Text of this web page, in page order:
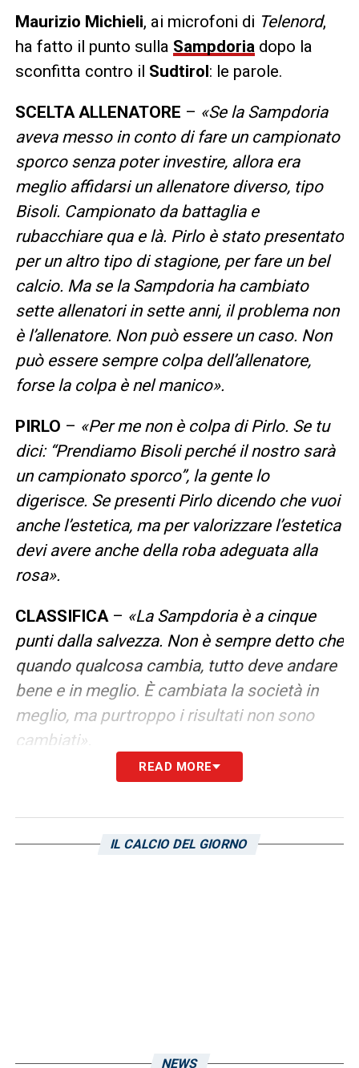
Maurizio Michieli, ai microfoni di Telenord,
ha fatto il punto sulla Sampdoriadopo la
sconfitta contro il Sudtirol: le parole.
SCELTA ALLENATORE – «Se la Sampdoria
aveva messo in conto di fare un campionato
sporco senza poter investire, allora era
meglio affidarsi un allenatore diverso, tipo
Bisoli. Campionato da battaglia e
rubacchiare qua e là. Pirlo è stato presentato
per un altro tipo di stagione, per fare un bel
calcio. Ma se la Sampdoria ha cambiato
sette allenatori in sette anni, il problema non
è l’allenatore. Non può essere un caso. Non
può essere sempre colpa dell’allenatore,
forse la colpa è nel manico».
PIRLO – «Per me non è colpa di Pirlo. Se tu
dici: “Prendiamo Bisoli perché il nostro sarà
un campionato sporco”, la gente lo
digerisce. Se presenti Pirlo dicendo che vuoi
anche l’estetica, ma per valorizzare l’estetica
devi avere anche della roba adeguata alla
rosa».
CLASSIFICA– «La Sampdoria è a cinque
punti dalla salvezza. Non è sempre detto che
quando qualcosa cambia, tutto deve andare
bene e in meglio. È cambiata la società in
meglio, ma purtroppo i risultati non sono
cambiati».
–«Radrizzani ha preso le
Manfredi, ma non si sta interessando al
READ MORE
IL CALCIO DEL GIORNO
NEWS